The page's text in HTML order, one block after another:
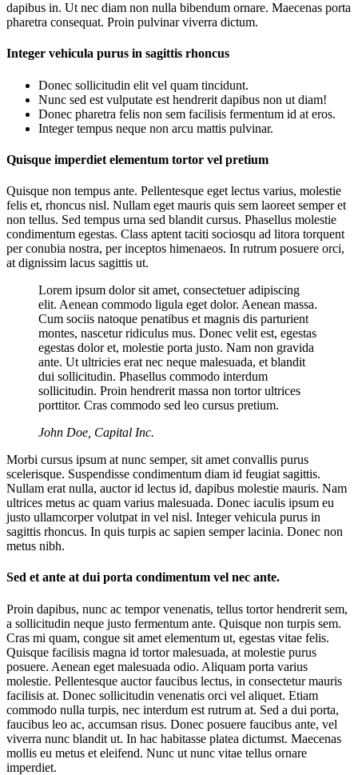
dapibus in. Ut nec diam non nulla bibendum ornare. Maecenas porta
pharetra consequat. Proin pulvinar viverra dictum.
Integer vehicula purus in sagittis rhoncus
Donec sollicitudin elit vel quam tincidunt.
Nunc sed est vulputate est hendrerit dapibus non ut diam!
Donec pharetra felis non sem facilisis fermentum id at eros.
Integer tempus neque non arcu mattis pulvinar.
Quisque imperdiet elementum tortor vel pretium
Quisque non tempus ante. Pellentesque eget lectus varius, molestie
felis et, rhoncus nisl. Nullam eget mauris quis sem laoreet semper et
non tellus. Sed tempus urna sed blandit cursus. Phasellus molestie
condimentum egestas. Class aptent taciti sociosqu ad litora torquent
per conubia nostra, per inceptos himenaeos. In rutrum posuere orci,
at dignissim lacus sagittis ut.
Lorem ipsum dolor sit amet, consectetuer adipiscing
elit. Aenean commodo ligula eget dolor. Aenean massa.
Cum sociis natoque penatibus et magnis dis parturient
montes, nascetur ridiculus mus. Donec velit est, egestas
egestas dolor et, molestie porta justo. Nam non gravida
ante. Ut ultricies erat nec neque malesuada, et blandit
dui sollicitudin. Phasellus commodo interdum
sollicitudin. Proin hendrerit massa non tortor ultrices
porttitor. Cras commodo sed leo cursus pretium.
John Doe , Capital Inc.
Morbi cursus ipsum at nunc semper, sit amet convallis purus
scelerisque. Suspendisse condimentum diam id feugiat sagittis.
Nullam erat nulla, auctor id lectus id, dapibus molestie mauris. Nam
ultrices metus ac quam varius malesuada. Donec iaculis ipsum eu
justo ullamcorper volutpat in vel nisl. Integer vehicula purus in
sagittis rhoncus. In quis turpis ac sapien semper lacinia. Donec non
metus nibh.
Sed et ante at dui porta condimentum vel nec ante.
Proin dapibus, nunc ac tempor venenatis, tellus tortor hendrerit sem,
a sollicitudin neque justo fermentum ante. Quisque non turpis sem.
Cras mi quam, congue sit amet elementum ut, egestas vitae felis.
Quisque facilisis magna id tortor malesuada, at molestie purus
posuere. Aenean eget malesuada odio. Aliquam porta varius
molestie. Pellentesque auctor faucibus lectus, in consectetur mauris
facilisis at. Donec sollicitudin venenatis orci vel aliquet. Etiam
commodo nulla turpis, nec interdum est rutrum at. Sed a dui porta,
faucibus leo ac, accumsan risus. Donec posuere faucibus ante, vel
viverra nunc blandit ut. In hac habitasse platea dictumst. Maecenas
mollis eu metus et eleifend. Nunc ut nunc vitae tellus ornare
imperdiet.